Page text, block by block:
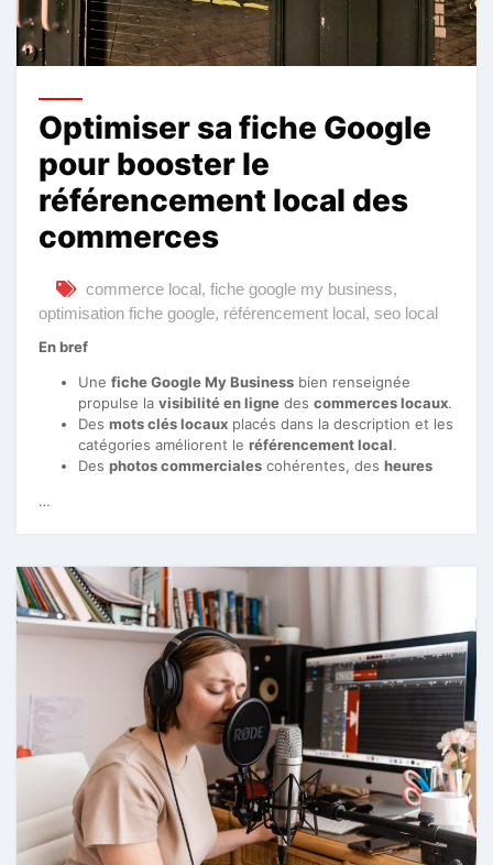
Optimiser sa fiche Google
pour booster le
référencement local des
commerces
commerce local, fiche google my business,
optimisation fiche google, référencement local, seo local
En bref
Une fiche Google My Business bien renseignée
propulse la visibilité en ligne des commerces locaux.
Des mots clés locaux placés dans la description et les
catégories améliorent le référencement local.
Des photos commerciales cohérentes, des heures
…